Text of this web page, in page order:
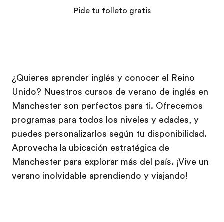
Trabajos
Únete al equipo
Pide tu folleto gratis
¿Quieres aprender inglés y conocer el Reino
Unido? Nuestros cursos de verano de inglés en
Manchester son perfectos para ti. Ofrecemos
programas para todos los niveles y edades, y
puedes personalizarlos según tu disponibilidad.
Aprovecha la ubicación estratégica de
Manchester para explorar más del país. ¡Vive un
verano inolvidable aprendiendo y viajando!